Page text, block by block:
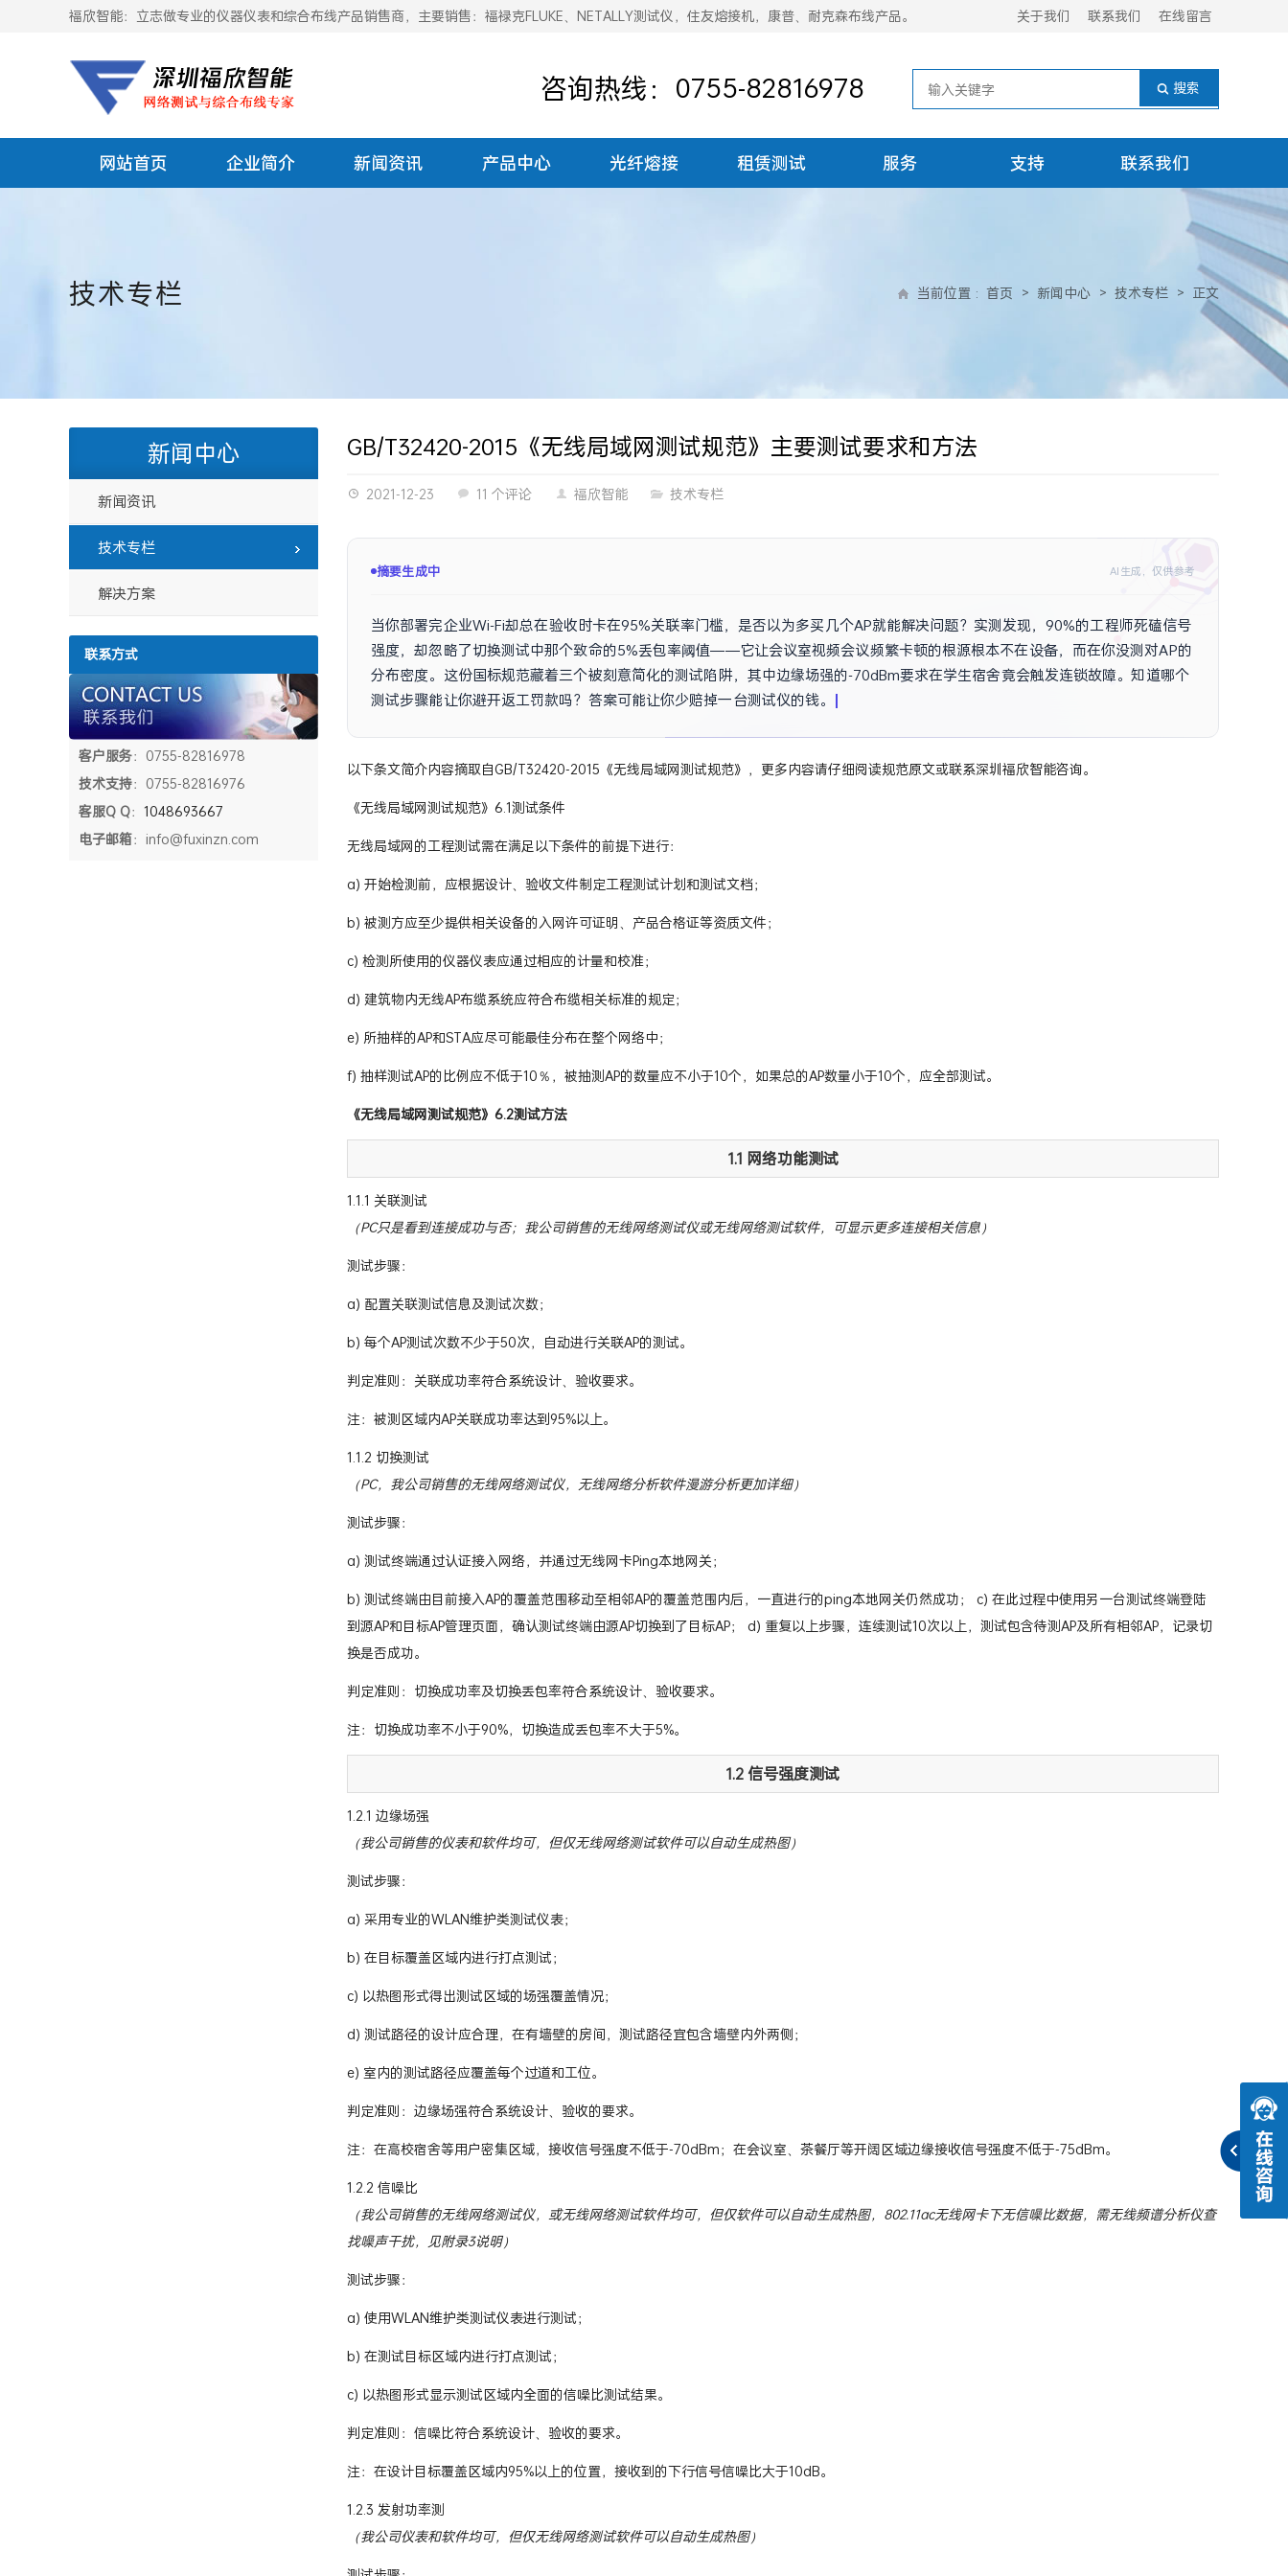
福欣智能：立志做专业的仪器仪表和综合布线产品销售商，主要销售：福禄克FLUKE、NETALLY测试仪，住友熔接机，康普、耐克森布线产品。 关于我们 联系我们 在线留言
咨询热线：0755-82816978
网站首页 企业简介 新闻资讯 产品中心 光纤熔接 租赁测试 服务 支持 联系我们
技术专栏 当前位置 : 首页 > 新闻中心 > 技术专栏 > 正文
GB/T32420-2015《无线局域网测试规范》主要测试要求和方法
2021-12-23 11 个评论 福欣智能 技术专栏
摘要已生成 AI生成，仅供参考
当你部署完企业Wi-Fi却总在验收时卡在95%关联率门槛，是否以为多买几个AP就能解决问题？实测发现，90%的工程师死磕信号
强度，却忽略了切换测试中那个致命的5%丢包率阈值——它让会议室视频会议频繁卡顿的根源根本不在设备，而在你没测对AP的
分布密度。这份国标规范藏着三个被刻意简化的测试陷阱，其中边缘场强的-70dBm要求在学生宿舍竟会触发连锁故障。知道哪个
测试步骤能让你避开返工罚款吗？答案可能让你少赔掉一台测试仪的钱。
以下条文简介内容摘取自GB/T32420-2015《无线局域网测试规范》，更多内容请仔细阅读规范原文或联系深圳福欣智能咨询。
《无线局域网测试规范》6.1测试条件
无线局域网的工程测试需在满足以下条件的前提下进行：
a) 开始检测前，应根据设计、验收文件制定工程测试计划和测试文档；
b) 被测方应至少提供相关设备的入网许可证明、产品合格证等资质文件；
c) 检测所使用的仪器仪表应通过相应的计量和校准；
d) 建筑物内无线AP布缆系统应符合布缆相关标准的规定；
e) 所抽样的AP和STA应尽可能最佳分布在整个网络中；
f) 抽样测试AP的比例应不低于10％，被抽测AP的数量应不小于10个，如果总的AP数量小于10个，应全部测试。
《无线局域网测试规范》6.2测试方法
1.1 网络功能测试
1.1.1 关联测试
（PC只是看到连接成功与否；我公司销售的无线网络测试仪或无线网络测试软件，可显示更多连接相关信息）
测试步骤：
a) 配置关联测试信息及测试次数；
b) 每个AP测试次数不少于50次，自动进行关联AP的测试。
判定准则：关联成功率符合系统设计、验收要求。
注：被测区域内AP关联成功率达到95%以上。
1.1.2 切换测试
（PC，我公司销售的无线网络测试仪，无线网络分析软件漫游分析更加详细）
测试步骤：
a) 测试终端通过认证接入网络，并通过无线网卡Ping本地网关；
b) 测试终端由目前接入AP的覆盖范围移动至相邻AP的覆盖范围内后，一直进行的ping本地网关仍然成功； c) 在此过程中使用另一台测试终端登陆
到源AP和目标AP管理页面，确认测试终端由源AP切换到了目标AP； d) 重复以上步骤，连续测试10次以上，测试包含待测AP及所有相邻AP，记录切
换是否成功。
判定准则：切换成功率及切换丢包率符合系统设计、验收要求。
注：切换成功率不小于90%，切换造成丢包率不大于5%。
1.2 信号强度测试
1.2.1 边缘场强
（我公司销售的仪表和软件均可，但仅无线网络测试软件可以自动生成热图）
测试步骤：
a) 采用专业的WLAN维护类测试仪表；
b) 在目标覆盖区域内进行打点测试；
c) 以热图形式得出测试区域的场强覆盖情况；
d) 测试路径的设计应合理，在有墙壁的房间，测试路径宜包含墙壁内外两侧；
e) 室内的测试路径应覆盖每个过道和工位。
判定准则：边缘场强符合系统设计、验收的要求。
注：在高校宿舍等用户密集区域，接收信号强度不低于-70dBm；在会议室、茶餐厅等开阔区域边缘接收信号强度不低于-75dBm。
1.2.2 信噪比
（我公司销售的无线网络测试仪，或无线网络测试软件均可，但仅软件可以自动生成热图，802.11ac无线网卡下无信噪比数据，需无线频谱分析仪查
找噪声干扰，见附录3说明）
测试步骤：
a) 使用WLAN维护类测试仪表进行测试；
b) 在测试目标区域内进行打点测试；
c) 以热图形式显示测试区域内全面的信噪比测试结果。
判定准则：信噪比符合系统设计、验收的要求。
注：在设计目标覆盖区域内95%以上的位置，接收到的下行信号信噪比大于10dB。
1.2.3 发射功率测
（我公司仪表和软件均可，但仅无线网络测试软件可以自动生成热图）
新闻中心
新闻资讯
技术专栏
解决方案
联系方式
客户服务：0755-82816978
技术支持：0755-82816976
客服Q Q： 1048693667
电子邮箱：info@fuxinzn.com